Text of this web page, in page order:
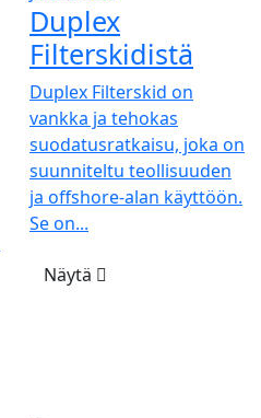
Duplex
Filterskidistä
Duplex Filterskid on
vankka ja tehokas
suodatusratkaisu, joka on
suunniteltu teollisuuden
ja offshore-alan käyttöön.
Se on...
Näytä